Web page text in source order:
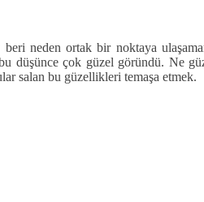
neden ortak bir noktaya
düşünce çok güzel göründü. Ne
salan bu güzellikleri temaşa etmek.